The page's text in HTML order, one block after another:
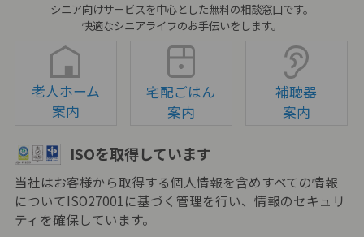
シニア向けサービスを中心とした無料の相談窓口です。
快適なシニアライフのお手伝いをします。
老人ホーム
案内
宅配ごはん
案内
補聴器
案内
ISOを取得しています
当社はお客様から取得する個人情報を含めすべての情報
についてISO27001に基づく管理を行い、情報のセキュリ
ティを確保しています。